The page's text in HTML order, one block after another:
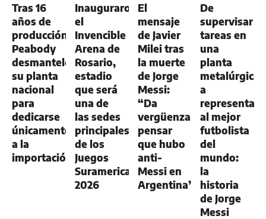
AGRO
Tras 16
años de
producción,
Peabody
desmanteló
su planta
nacional
para
dedicarse
únicamente
a la
importación
Inauguraron
el
Invencible
Arena de
Rosario,
estadio
que será
una de
las sedes
principales
de los
Juegos
Suramericanos
2026
El
mensaje
de Javier
Milei tras
la muerte
de Jorge
Messi:
“Da
vergüenza
pensar
que hubo
anti-
Messi en
Argentina”
De
supervisar
tareas en
una
planta
metalúrgica
a
representar
al mejor
futbolista
del
mundo:
la
historia
de Jorge
Messi